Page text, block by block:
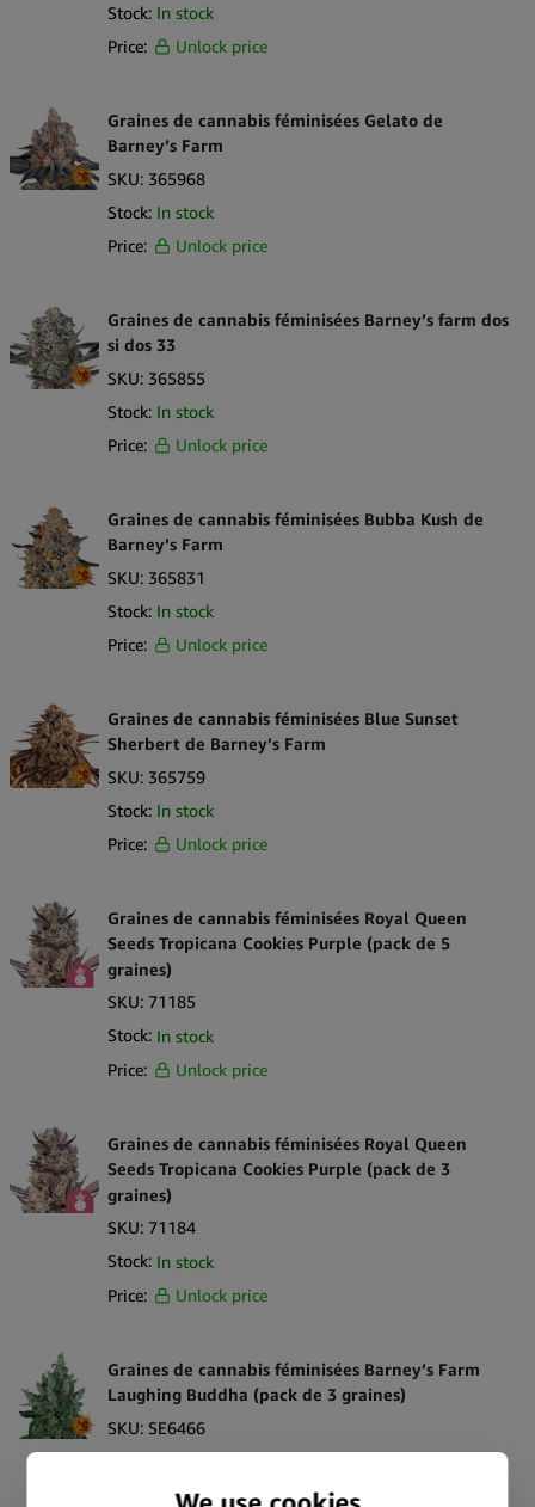
Stock: In stock
Price:
Unlock price
Graines de cannabis féminisées Gelato de
Barney’s Farm
SKU: 365968
Stock: In stock
Price:
Unlock price
Graines de cannabis féminisées Barney’s farm dos
si dos 33
SKU: 365855
Stock: In stock
Price:
Unlock price
Graines de cannabis féminisées Bubba Kush de
Barney’s Farm
SKU: 365831
Stock: In stock
Price:
Unlock price
Graines de cannabis féminisées Blue Sunset
Sherbert de Barney’s Farm
SKU: 365759
Stock: In stock
Price:
Unlock price
Graines de cannabis féminisées Royal Queen
Seeds Tropicana Cookies Purple (pack de 5
graines)
SKU: 71185
Stock: In stock
Price:
Unlock price
Graines de cannabis féminisées Royal Queen
Seeds Tropicana Cookies Purple (pack de 3
graines)
SKU: 71184
Stock: In stock
Price:
Unlock price
Graines de cannabis féminisées Barney’s Farm
Laughing Buddha (pack de 3 graines)
SKU: SE6466
Unlock price